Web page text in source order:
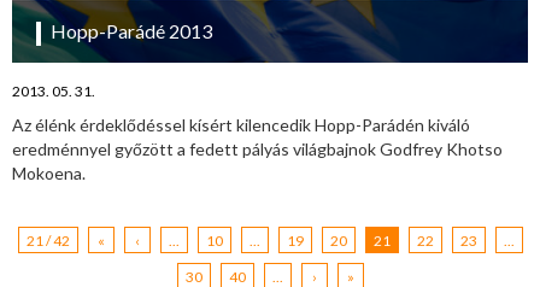
Hopp-Parádé 2013
2013. 05. 31.
Az élénk érdeklődéssel kísért kilencedik Hopp-Parádén kiváló
eredménnyel győzött a fedett pályás világbajnok Godfrey Khotso
Mokoena.
21 / 42 « ‹ 10 19 20 21 22 23
30
40 › »